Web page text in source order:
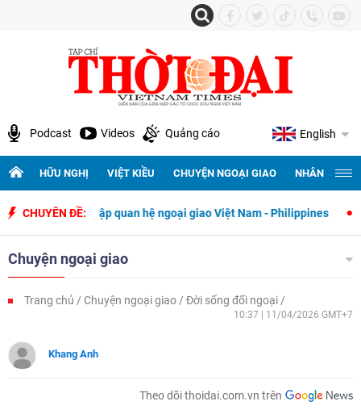
Podcast Videos Quảng cáo English
HỮU NGHỊ VIỆT KIỀU CHUYỆN NGOẠI GIAO NHÂN
CHUYÊN ĐỀ:
thiết lập quan hệ ngoại giao Việt Nam - Philippines 500 ngày
Chuyện ngoại giao
Trang chủ Chuyện ngoại giao Đời sống đối ngoại
10:37 | 11/04/2026 GMT+7
Khang Anh
Theo dõi thoidai.com.vn trên